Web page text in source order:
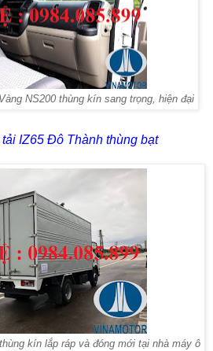
NS200 thùng kín sang trọng, hiện đại
tải IZ65 Đô Thành thùng bạt
kín lắp ráp và đóng mới tại nhà máy ô